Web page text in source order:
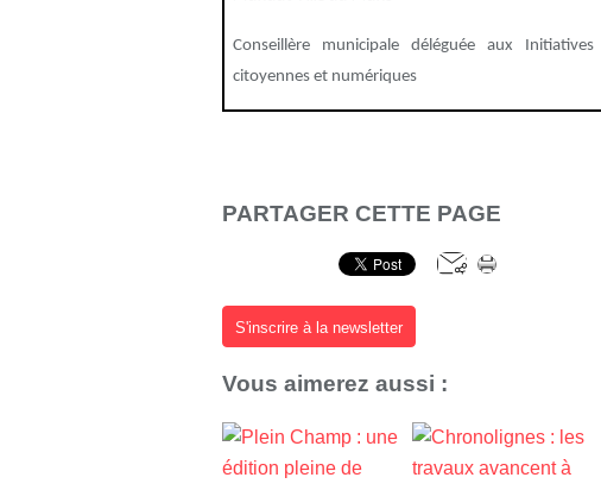
Conseillère municipale déléguée aux Initiatives
citoyennes et numériques
PARTAGER CETTE PAGE
S'inscrire à la newsletter
Vous aimerez aussi :